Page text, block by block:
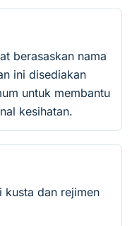
berasaskan nama
ini disediakan
untuk membantu
kesihatan.
kusta dan rejimen